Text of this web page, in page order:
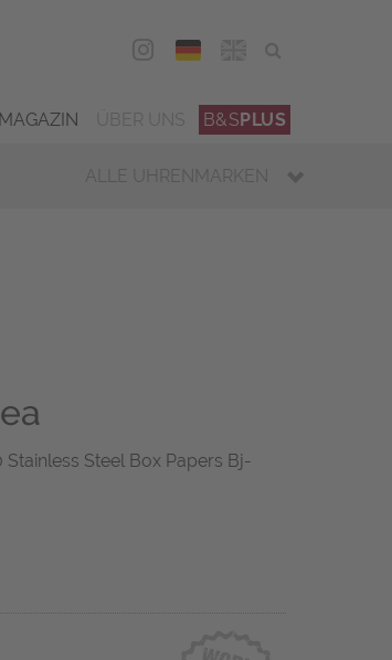
DEU
MAGAZIN B&SPLUS
ALLE UHRENMARKEN
Steel Box Papers Bj-